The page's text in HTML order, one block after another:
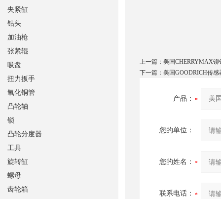
上一篇： 美国CHERRYMAX铆
下一篇： 美国GOODRICH传感
产品：
您的单位：
您的姓名：
联系电话：
夹紧缸
钻头
加油枪
张紧辊
吸盘
扭力扳手
氧化铜管
凸轮轴
锁
凸轮分度器
工具
旋转缸
螺母
齿轮箱